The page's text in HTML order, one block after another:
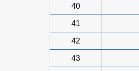
40
41
42
43